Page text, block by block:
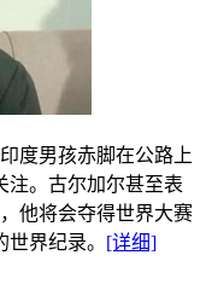
度男孩赤脚在公路上
注。古尔加尔甚至表
他将会夺得世界大赛
界纪录。 [详细]